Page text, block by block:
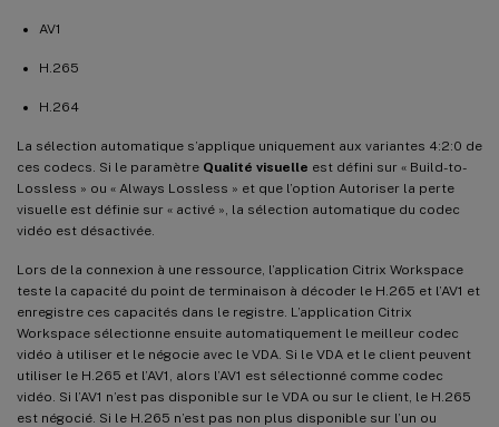
AV1
H.265
H.264
La sélection automatique s’applique uniquement aux variantes 4:2:0 de
ces codecs. Si le paramètre Qualité visuelle est défini sur « Build-to-
Lossless » ou « Always Lossless » et que l’option Autoriser la perte
visuelle est définie sur « activé », la sélection automatique du codec
vidéo est désactivée.
Lors de la connexion à une ressource, l’application Citrix Workspace
teste la capacité du point de terminaison à décoder le H.265 et l’AV1 et
enregistre ces capacités dans le registre. L’application Citrix
Workspace sélectionne ensuite automatiquement le meilleur codec
vidéo à utiliser et le négocie avec le VDA. Si le VDA et le client peuvent
utiliser le H.265 et l’AV1, alors l’AV1 est sélectionné comme codec
vidéo. Si l’AV1 n’est pas disponible sur le VDA ou sur le client, le H.265
est négocié. Si le H.265 n’est pas non plus disponible sur l’un ou